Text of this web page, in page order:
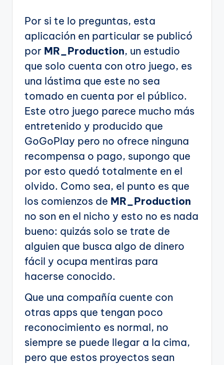
Por si te lo preguntas, esta
aplicación en particular se publicó
por MR_Production, un estudio
que solo cuenta con otro juego, es
una lástima que este no sea
tomado en cuenta por el público.
Este otro juego parece mucho más
entretenido y producido que
GoGoPlay pero no ofrece ninguna
recompensa o pago, supongo que
por esto quedó totalmente en el
olvido. Como sea, el punto es que
los comienzos de MR_Production
no son en el nicho y esto no es nada
bueno: quizás solo se trate de
alguien que busca algo de dinero
fácil y ocupa mentiras para
hacerse conocido.
Que una compañía cuente con
otras apps que tengan poco
reconocimiento es normal, no
siempre se puede llegar a la cima,
pero que estos proyectos sean